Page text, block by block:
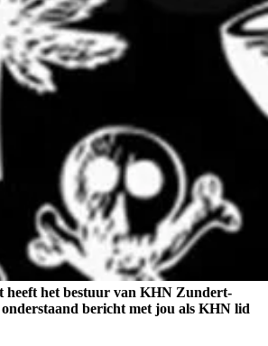
heeft het bestuur van KHN Zundert-
bericht met jou als KHN lid